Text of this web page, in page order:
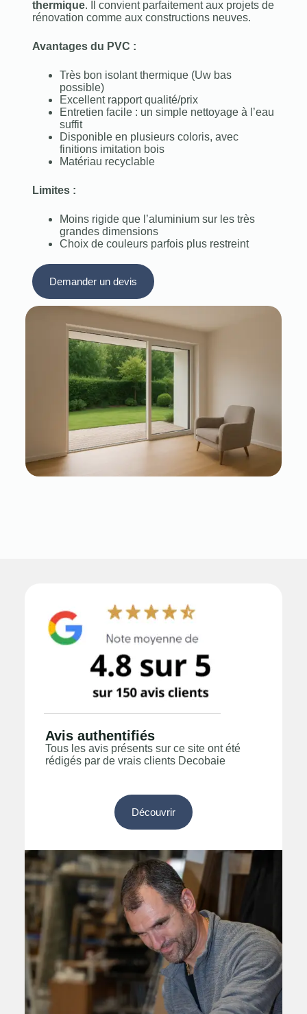
thermique. Il convient parfaitement aux projets de
rénovation comme aux constructions neuves.
Avantages du PVC :
Très bon isolant thermique (Uw bas
possible)
Excellent rapport qualité/prix
Entretien facile : un simple nettoyage à l’eau
suffit
Disponible en plusieurs coloris, avec
finitions imitation bois
Matériau recyclable
Limites :
Moins rigide que l’aluminium sur les très
grandes dimensions
Choix de couleurs parfois plus restreint
Demander un devis
Avis authentifiés
Tous les avis présents sur ce site ont été
rédigés par de vrais clients Decobaie
Découvrir